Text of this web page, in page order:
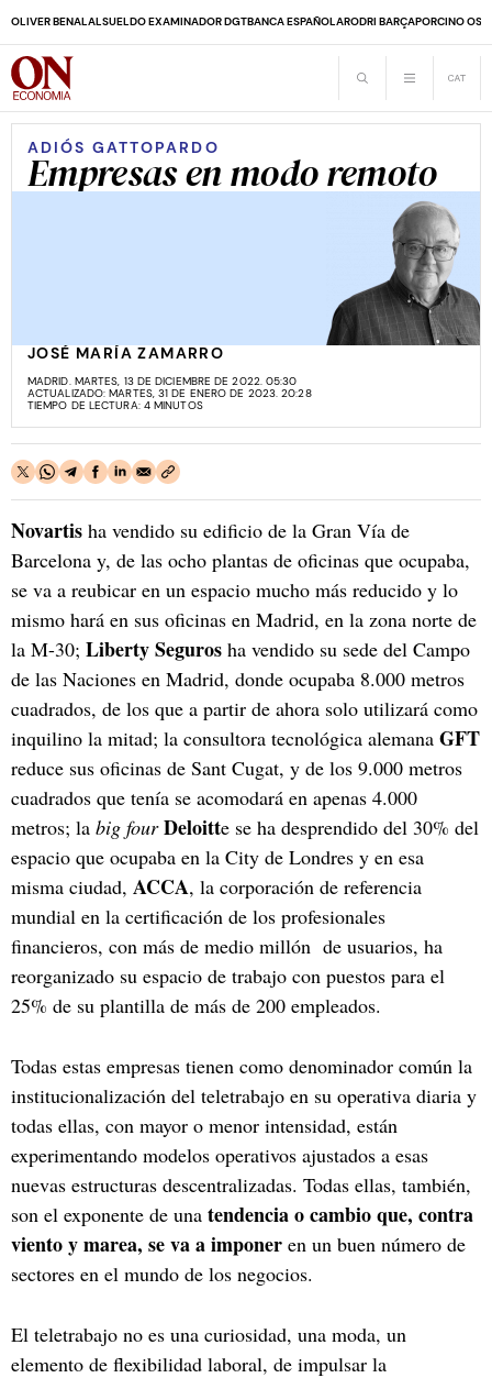
OLIVER BENALALSUELDO EXAMINADOR DGTBANCA ESPAÑOLARODRI BARÇAPORCINO
ADIÓS GATTOPARDO
Empresas en modo remoto
JOSÉ MARÍA ZAMARRO
MADRID. MARTES, 13 DE DICIEMBRE DE 2022. 05:30
ACTUALIZADO: MARTES, 31 DE ENERO DE 2023. 20:28
TIEMPO DE LECTURA: 4 MINUTOS
Novartis ha vendido su edificio de la Gran Vía de
Barcelona y, de las ocho plantas de oficinas que ocupaba,
se va a reubicar en un espacio mucho más reducido y lo
mismo hará en sus oficinas en Madrid, en la zona norte de
la M-30; Liberty Seguros ha vendido su sede del Campo
de las Naciones en Madrid, donde ocupaba 8.000 metros
cuadrados, de los que a partir de ahora solo utilizará como
inquilino la mitad; la consultora tecnológica alemana GFT
reduce sus oficinas de Sant Cugat, y de los 9.000 metros
cuadrados que tenía se acomodará en apenas 4.000
metros; la big four Deloitte se ha desprendido del 30% del
espacio que ocupaba en la City de Londres y en esa
misma ciudad, ACCA, la corporación de referencia
mundial en la certificación de los profesionales
financieros, con más de medio millón de usuarios, ha
reorganizado su espacio de trabajo con puestos para el
25% de su plantilla de más de 200 empleados.
Todas estas empresas tienen como denominador común la
institucionalización del teletrabajo en su operativa diaria y
todas ellas, con mayor o menor intensidad, están
experimentando modelos operativos ajustados a esas
nuevas estructuras descentralizadas. Todas ellas, también,
son el exponente de una tendencia o cambio que, contra
viento y marea, se va a imponer en un buen número de
sectores en el mundo de los negocios.
El teletrabajo no es una curiosidad, una moda, un
elemento de flexibilidad laboral, de impulsar la